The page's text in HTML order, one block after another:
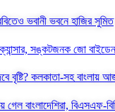
ভবানী ভবনে হাজির সুমিত
সঙ্কটজনক জো বাইডেন
বৃষ্টি? কলকাতা-সহ
গেল বাংলাদেশিরা, বিএসএফ-